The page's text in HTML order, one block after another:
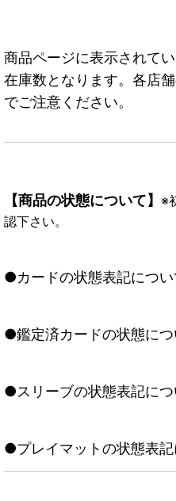
商品ページに表示されて
在庫数となります。各店
でご注意ください。
【商品の状態について】 ※
認下さい。
●カードの状態表記につ
●鑑定済カードの状態に
●スリーブの状態表記に
●プレイマットの状態表